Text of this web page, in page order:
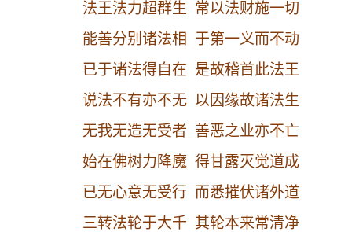
法王法力超群生 常以法财施一切
能善分别诸法相 于第一义而不动
已于诸法得自在 是故稽首此法王
说法不有亦不无 以因缘故诸法生
无我无造无受者 善恶之业亦不亡
始在佛树力降魔 得甘露灭觉道成
已无心意无受行 而悉摧伏诸外道
三转法轮于大千 其轮本来常清净